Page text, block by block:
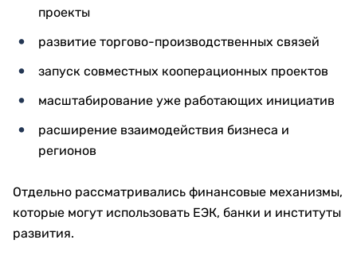
проекты
развитие торгово-производственных связей
запуск совместных кооперационных проектов
масштабирование уже работающих инициатив
расширение взаимодействия бизнеса и
регионов
Отдельно рассматривались финансовые механизмы,
которые могут использовать ЕЭК, банки и институты
развития.